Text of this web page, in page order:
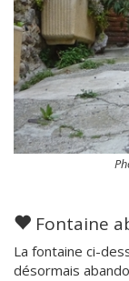
Fontaine
La fontaine ci-
désormais